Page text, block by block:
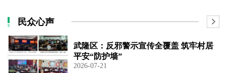
民众心声
武隆区：反邪警示宣传全覆盖 筑牢村居
平安“防护墙”
2026-07-21